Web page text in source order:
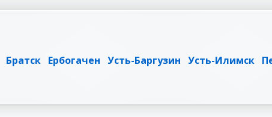
Братск Ербогачен Усть-Баргузин Усть-Илимск